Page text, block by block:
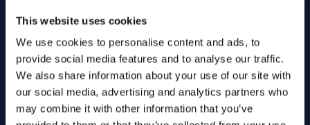
This website uses cookies
We use cookies to personalise content and ads, to
provide social media features and to analyse our traffic.
We also share information about your use of our site with
our social media, advertising and analytics partners who
may combine it with other information that you’ve